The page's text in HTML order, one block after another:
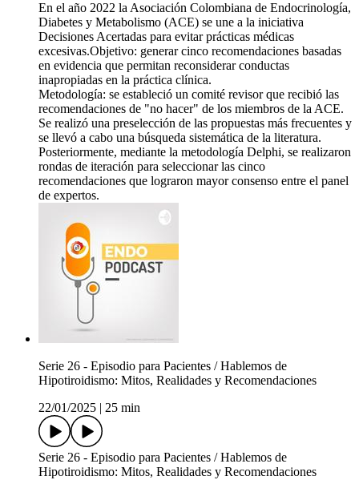
En el año 2022 la Asociación Colombiana de Endocrinología,
Diabetes y Metabolismo (ACE) se une a la iniciativa
Decisiones Acertadas para evitar prácticas médicas
excesivas.Objetivo: generar cinco recomendaciones basadas
en evidencia que permitan reconsiderar conductas
inapropiadas en la práctica clínica.
Metodología: se estableció un comité revisor que recibió las
recomendaciones de "no hacer" de los miembros de la ACE.
Se realizó una preselección de las propuestas más frecuentes y
se llevó a cabo una búsqueda sistemática de la literatura.
Posteriormente, mediante la metodología Delphi, se realizaron
rondas de iteración para seleccionar las cinco
recomendaciones que lograron mayor consenso entre el panel
de expertos.
Serie 26 - Episodio para Pacientes / Hablemos de
Hipotiroidismo: Mitos, Realidades y Recomendaciones
22/01/2025
25 min
Serie 26 - Episodio para Pacientes / Hablemos de
Hipotiroidismo: Mitos, Realidades y Recomendaciones